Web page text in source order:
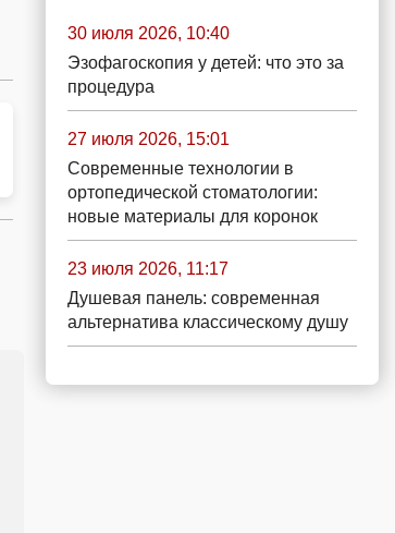
30 июля 2026, 10:40
Эзофагоскопия у детей: что это за
процедура
27 июля 2026, 15:01
Современные технологии в
ортопедической стоматологии:
новые материалы для коронок
23 июля 2026, 11:17
Душевая панель: современная
альтернатива классическому душу